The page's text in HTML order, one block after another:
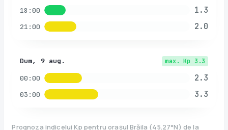
18:00 1.3
21:00 2.0
Dum, 9 aug. max. Kp 3.3
00:00 2.3
03:00 3.3
Prognoza indicelui Kp pentru orașul Brăila (45.27°N) de la